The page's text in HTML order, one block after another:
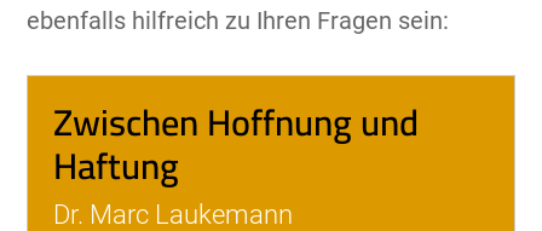
ebenfalls hilfreich zu Ihren Fragen sein:
Zwischen Hoffnung und
Haftung
Dr. Marc Laukemann